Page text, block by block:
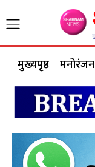
मुख्यपृष्ठ मनोरंजन